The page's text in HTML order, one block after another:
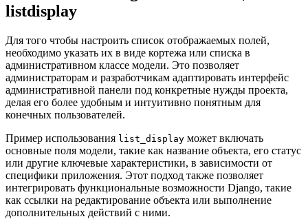
listdisplay
Для того чтобы настроить список отображаемых полей,
необходимо указать их в виде кортежа или списка в
административном классе модели. Это позволяет
администраторам и разработчикам адаптировать интерфейс
административной панели под конкретные нужды проекта,
делая его более удобным и интуитивно понятным для
конечных пользователей.
Пример использования list_display может включать
основные поля модели, такие как название объекта, его статус
или другие ключевые характеристики, в зависимости от
специфики приложения. Этот подход также позволяет
интегрировать функциональные возможности Django, такие
как ссылки на редактирование объекта или выполнение
дополнительных действий с ними.